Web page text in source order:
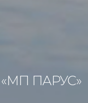
ПАРУС»